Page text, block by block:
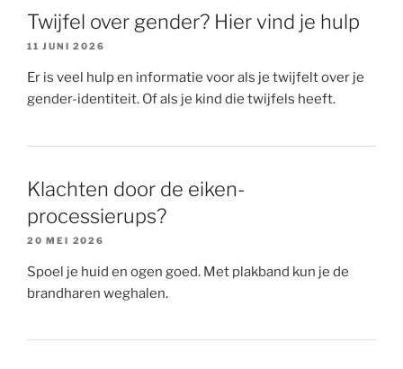
Twijfel over gender? Hier vind je hulp
11 JUNI 2026
Er is veel hulp en informatie voor als je twijfelt over je
gender-identiteit. Of als je kind die twijfels heeft.
Klachten door de eiken-
processierups?
20 MEI 2026
Spoel je huid en ogen goed. Met plakband kun je de
brandharen weghalen.